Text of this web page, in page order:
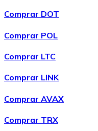
ComprarEthereum Classic
Comprar DOT
Comprar POL
Comprar LTC
Comprar LINK
Comprar AVAX
Comprar TRX